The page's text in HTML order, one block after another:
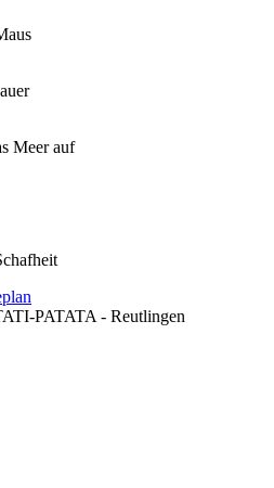
Meer auf
PATATA - Reutlingen